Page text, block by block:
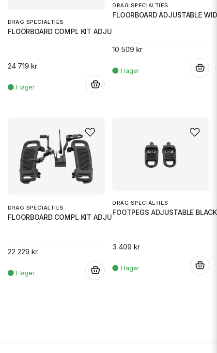
DRAG SPECIALTIES
FLOORBOARD COMPL KIT ADJUSTABL
24 719 kr
DRAG SPECIALTIES
FLOORBOARD ADJUSTABLE
10 509 kr
DRAG SPECIALTIES
FLOORBOARD COMPL KIT ADJUSTABL
22 229 kr
DRAG SPECIALTIES
FOOTPEGS ADJUSTABLE BLACK
3 409 kr